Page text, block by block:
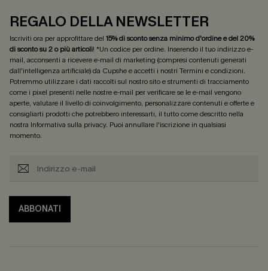
REGALO DELLA NEWSLETTER
Iscriviti ora per approfittare del 15% di sconto senza minimo d'ordine e del 20%
di sconto su 2 o più articoli! *Un codice per ordine. Inserendo il tuo indirizzo e-
mail, acconsenti a ricevere e-mail di marketing (compresi contenuti generati
dall'intelligenza artificiale) da Cupshe e accetti i nostri Termini e condizioni.
Potremmo utilizzare i dati raccolti sul nostro sito e strumenti di tracciamento
come i pixel presenti nelle nostre e-mail per verificare se le e-mail vengono
aperte, valutare il livello di coinvolgimento, personalizzare contenuti e offerte e
consigliarti prodotti che potrebbero interessarti, il tutto come descritto nella
nostra Informativa sulla privacy. Puoi annullare l'iscrizione in qualsiasi
momento.
ABBONATI